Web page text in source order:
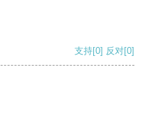
支持[0] 反对[0]